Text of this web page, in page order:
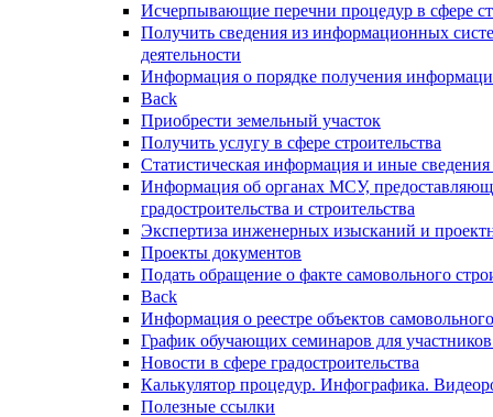
Исчерпывающие перечни процедур в сфере
Получить сведения из информационных
деятельности
Информация о порядке получения
Back
Приобрести земельный участок
Получить услугу в сфере строительства
Статистическая информация и иные сведения
Информация об органах МСУ,
градостроительства и строительства
Экспертиза инженерных изысканий и
Проекты документов
Подать обращение о факте самовольного
Back
Информация о реестре объектов
График обучающих семинаров для участников
Новости в сфере градостроительства
Калькулятор процедур. Инфографика.
Полезные ссылки